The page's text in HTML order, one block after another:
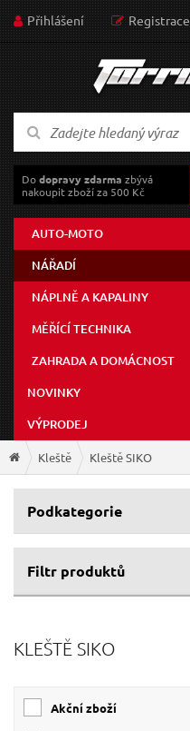
Přihlášení Registrace
Dodopravy zdarma zbývá
nakoupit zboží za 500 Kč
AUTO-MOTO
NÁŘADÍ
NÁPLNĚ A KAPALINY
MĚŘÍCÍ TECHNIKA
ZAHRADA A DOMÁCNOST
NOVINKY
VÝPRODEJ
Kleště Kleště SIKO
Podkategorie
Filtr produktů
Výrobce
EXTOL-CRAFT
KLEŠTĚ SIKO
Akční zboží